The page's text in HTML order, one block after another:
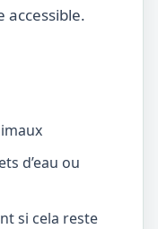
accessible.
d’eau ou
si cela reste